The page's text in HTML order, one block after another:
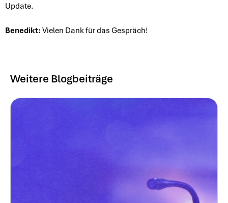
Update.
Benedikt: Vielen Dank für das Gespräch!
Weitere Blogbeiträge